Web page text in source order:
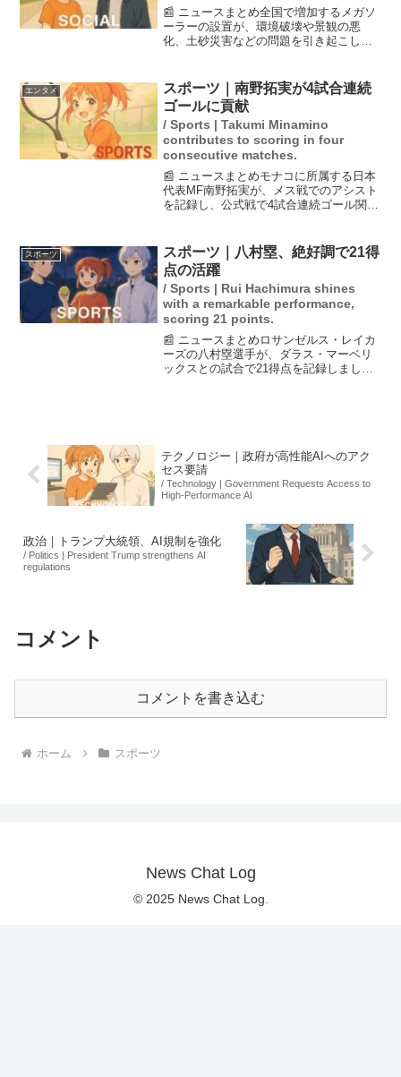
📰 ニュースまとめ全国で増加するメガソ
ーラーの設置が、環境破壊や景観の悪
化、土砂災害などの問題を引き起こして
たが、住民の反対にもかかわらず設置が
進む現状がある。政府...
エンタメ
スポーツ｜南野拓実が4試合連続
ゴールに貢献
/ Sports | Takumi Minamino
contributes to scoring in four
consecutive matches.
📰 ニュースまとめモナコに所属する日本
代表MF南野拓実が、メス戦でのアシスト
を記録し、公式戦で4試合連続ゴール関与
ールを生み出すなど、圧巻のプレーを見
せました。モナコ...
スポーツ
スポーツ｜八村塁、絶好調で21得
点の活躍
/ Sports | Rui Hachimura shines
with a remarkable performance,
scoring 21 points.
📰 ニュースまとめロサンゼルス・レイカ
ーズの八村塁選手が、ダラス・マーベリ
ックスとの試合で21得点を記録しまし
テクノロジー｜政府が高性能AIへのアク
セス要請
/ Technology | Government Requests Access to
High-Performance AI
政治｜トランプ大統領、AI規制を強化
/ Politics | President Trump strengthens AI
regulations
コメント
コメントを書き込む
ホーム スポーツ
News Chat Log
© 2025 News Chat Log.